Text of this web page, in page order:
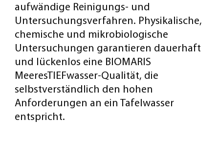
aufwändige Reinigungs- und
Untersuchungsverfahren. Physikalische,
chemische und mikrobiologische
Untersuchungen garantieren dauerhaft
und lückenlos eine BIOMARIS
MeeresTIEFwasser-Qualität, die
selbstverständlich den hohen
Anforderungen an ein Tafelwasser
entspricht.